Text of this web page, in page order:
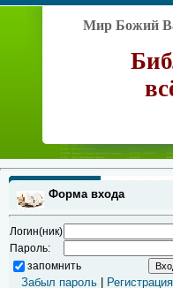
Мир Божий
Форма входа
Логин(ник)
Пароль:
запомнить
Забыл пароль Регистрация